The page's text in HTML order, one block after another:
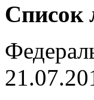
Список